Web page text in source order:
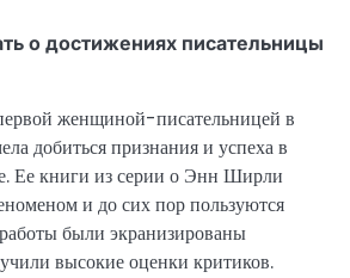
о достижениях писательницы
женщиной-писательницей в
добиться признания и успеха в
Ее книги из серии о Энн Ширли
и до сих пор пользуются
были экранизированы
высокие оценки критиков.